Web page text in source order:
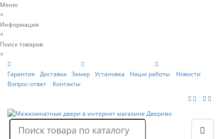
Меню
×
Информация
×
Поиск товаров
×
Гарантия Доставка Замер Установка Наши работы
Новости
Вопрос-ответ
Контакты